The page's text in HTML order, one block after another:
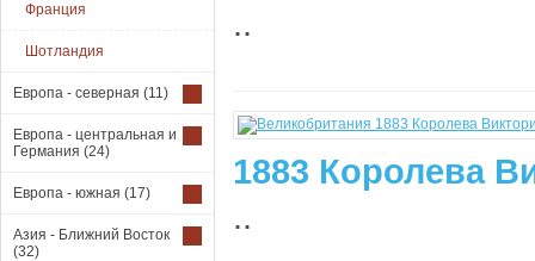
Франция
Шотландия
Европа - северная (11)
Европа - центральная и
Германия (24)
Европа - южная (17)
Азия - Ближний Восток
(32)
..
1883 Королева
..